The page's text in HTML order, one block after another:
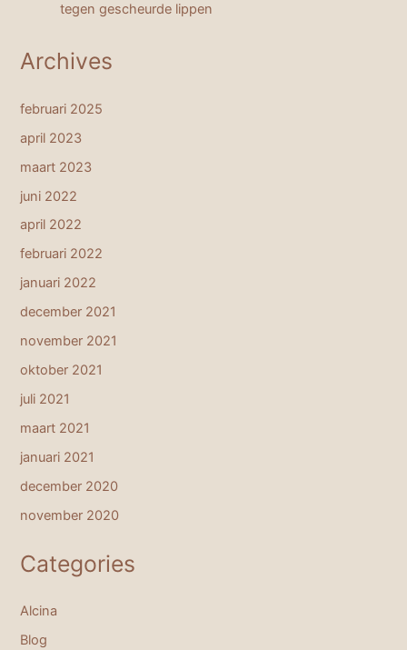
tegen gescheurde lippen
Archives
februari 2025
april 2023
maart 2023
juni 2022
april 2022
februari 2022
januari 2022
december 2021
november 2021
oktober 2021
juli 2021
maart 2021
januari 2021
december 2020
november 2020
Categories
Alcina
Blog